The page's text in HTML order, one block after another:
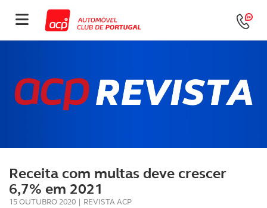
Receita com multas deve crescer
6,7% em 2021
15 OUTUBRO 2020 | REVISTA ACP